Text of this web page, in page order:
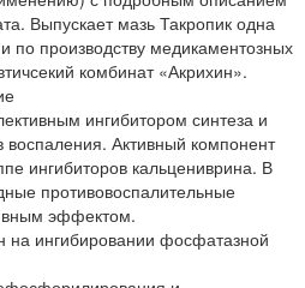
Выпускает мазь Такропик одна
по производству медикаментозных
комбинат «Акрихин».
ингибитором синтеза и
Активный компонент
ингибиторов кальцениврина. В
противовоспалительные
эффектом.
на ингибировании фосфатазной